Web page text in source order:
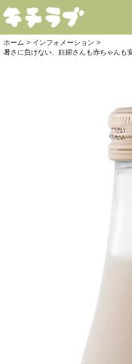
ホーム > インフォメーション >
暑さに負けない、妊婦さんも赤ちゃんも